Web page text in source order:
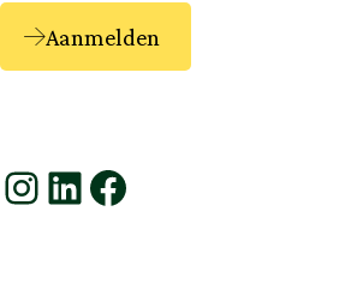
Aanmelden
InstagramLinkedIn Facebook